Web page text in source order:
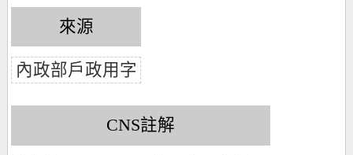
來源
內政部戶政用字
CNS註解